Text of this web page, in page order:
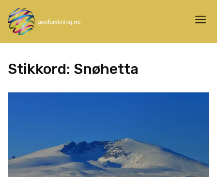
Stikkord: Snøhetta